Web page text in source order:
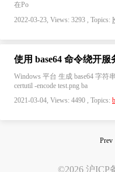
在Po
2022-03-23, Views: 3293 , Topics:
使用 base64 命令绕开
Windows 平台 生成 base64 字符
certutil -encode test.png ba
2021-03-04, Views: 4490 , Topics:
Prev
©2026 沪ICP